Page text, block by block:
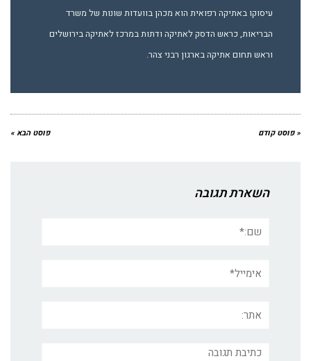
עיסוקו באתיקה רפואית הוא מכהן בוועדות שונות של משרד
הבריאות, כראש הדסק לאתיקה ודתות במרכז לאתיקה בירושלים
וראש תחום אתיקה בארגון רבני צהר.
« פוסט קודם פוסט הבא »
השארת תגובה
תגובה